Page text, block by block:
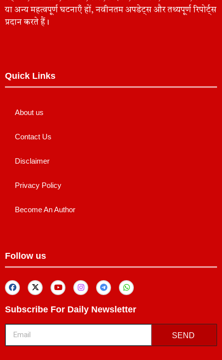
या अन्य महत्वपूर्ण घटनाएँ हों, नवीनतम अपडेट्स और तथ्यपूर्ण रिपोर्ट्स
प्रदान करते हैं।
Quick Links
About us
Contact Us
Disclaimer
Privacy Policy
Become An Author
Follow us
Subscribe For Daily Newsletter
SEND